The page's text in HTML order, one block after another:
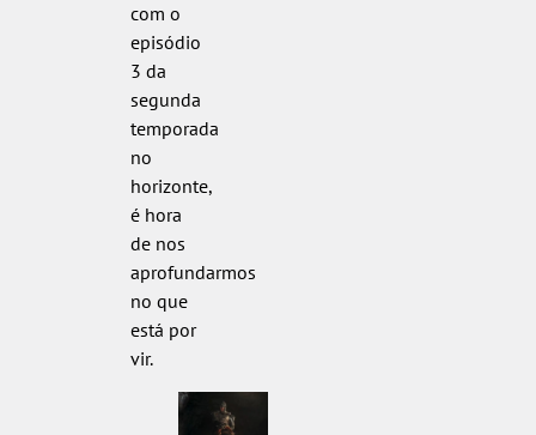
com o
episódio
3 da
segunda
temporada
no
horizonte,
é hora
de nos
aprofundarmos
no que
está por
vir.